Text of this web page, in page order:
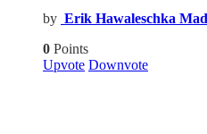
by Erik Hawaleschka
0 Points
Upvote Downvote